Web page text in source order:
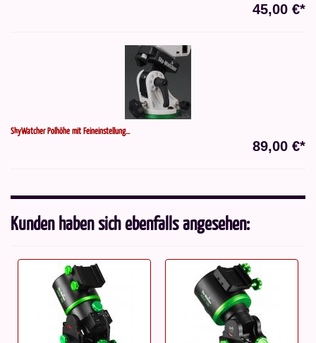
45,00 €*
SkyWatcher Polhöhe mit Feineinstellung...
89,00 €*
Kunden haben sich ebenfalls angesehen: